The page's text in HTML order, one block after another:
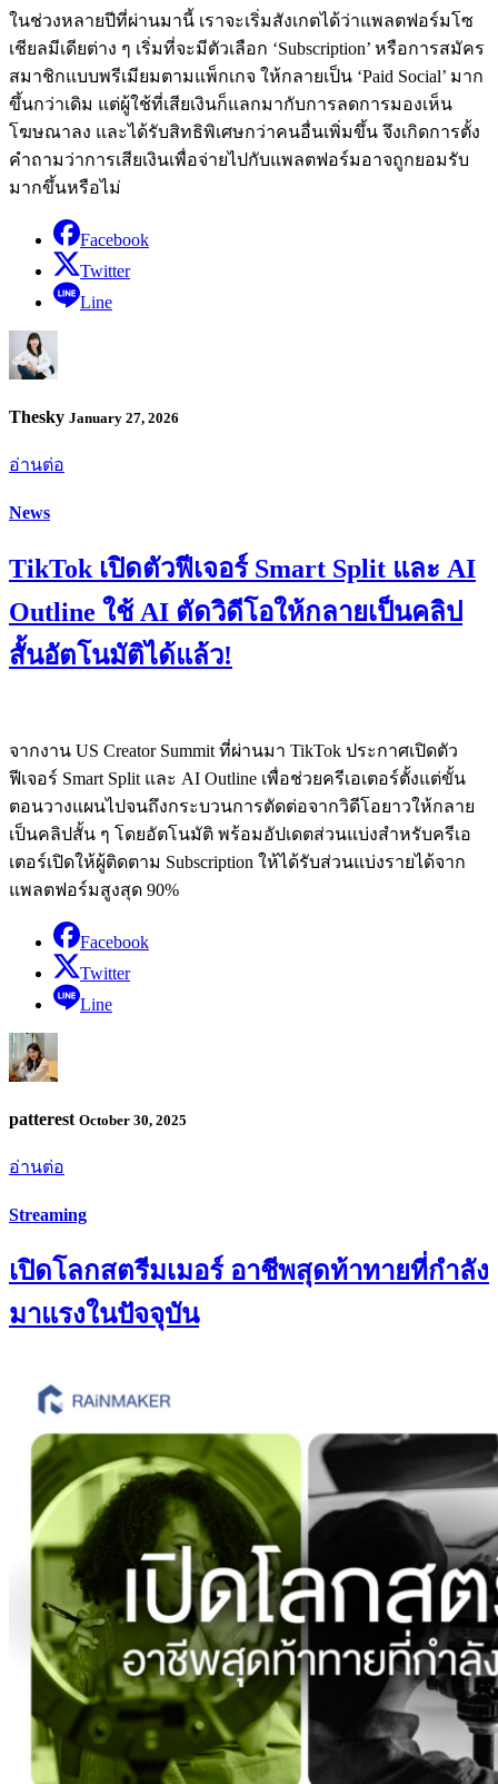
ในช่วงหลายปีที่ผ่านมานี้ เราจะเริ่มสังเกตได้ว่าแพลตฟอร์มโซ
เชียลมีเดียต่าง ๆ เริ่มที่จะมีตัวเลือก ‘Subscription’ หรือการสมัคร
สมาชิกแบบพรีเมียมตามแพ็กเกจ ให้กลายเป็น ‘Paid Social’ มาก
ขึ้นกว่าเดิม แต่ผู้ใช้ที่เสียเงินก็แลกมากับการลดการมองเห็น
โฆษณาลง และได้รับสิทธิพิเศษกว่าคนอื่นเพิ่มขึ้น จึงเกิดการตั้ง
คำถามว่าการเสียเงินเพื่อจ่ายไปกับแพลตฟอร์มอาจถูกยอมรับ
มากขึ้นหรือไม่
Facebook
Twitter
Line
Thesky January 27, 2026
อ่านต่อ
News
TikTok เปิดตัวฟีเจอร์ Smart Split และ AI
Outline ใช้ AI ตัดวิดีโอให้กลายเป็นคลิป
สั้นอัตโนมัติได้แล้ว!
จากงาน US Creator Summit ที่ผ่านมา TikTok ประกาศเปิดตัว
ฟีเจอร์ Smart Split และ AI Outline เพื่อช่วยครีเอเตอร์ตั้งแต่ขั้น
ตอนวางแผนไปจนถึงกระบวนการตัดต่อจากวิดีโอยาวให้กลาย
เป็นคลิปสั้น ๆ โดยอัตโนมัติ พร้อมอัปเดตส่วนแบ่งสำหรับครีเอ
เตอร์เปิดให้ผู้ติดตาม Subscription ให้ได้รับส่วนแบ่งรายได้จาก
แพลตฟอร์มสูงสุด 90%
Facebook
Twitter
Line
patterest October 30, 2025
อ่านต่อ
Streaming
เปิดโลกสตรีมเมอร์ อาชีพสุดท้าทายที่กำลัง
มาแรงในปัจจุบัน